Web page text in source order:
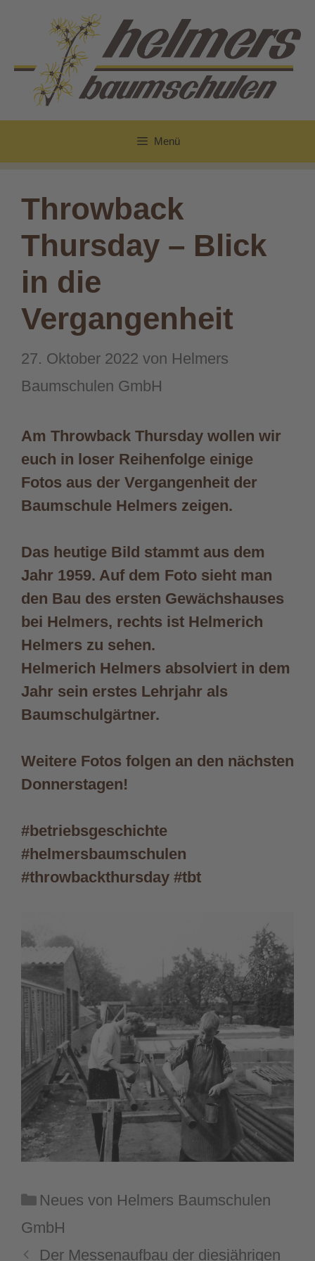
springen
Menü
Throwback
Thursday – Blick
in die
Vergangenheit
27. Oktober 2022 von Helmers
Baumschulen GmbH
Am Throwback Thursday wollen wir
euch in loser Reihenfolge einige
Fotos aus der Vergangenheit der
Baumschule Helmers zeigen.
Das heutige Bild stammt aus dem
Jahr 1959. Auf dem Foto sieht man
den Bau des ersten Gewächshauses
bei Helmers, rechts ist Helmerich
Helmers zu sehen.
Helmerich Helmers absolviert in dem
Jahr sein erstes Lehrjahr als
Baumschulgärtner.
Weitere Fotos folgen an den nächsten
Donnerstagen!
#betriebsgeschichte
#helmersbaumschulen
#throwbackthursday #tbt
Kategorien
Neues von Helmers Baumschulen
GmbH
Der Messenaufbau der diesjährigen